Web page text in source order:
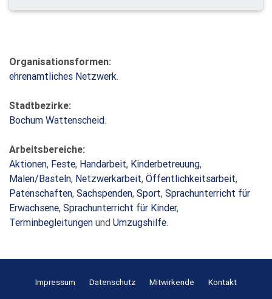
Organisationsformen:
ehrenamtliches Netzwerk.
Stadtbezirke:
Bochum Wattenscheid.
Arbeitsbereiche:
Aktionen, Feste, Handarbeit, Kinderbetreuung,
Malen/Basteln, Netzwerkarbeit, Öffentlichkeitsarbeit,
Patenschaften, Sachspenden, Sport, Sprachunterricht für
Erwachsene, Sprachunterricht für Kinder,
Terminbegleitungen und Umzugshilfe.
Impressum Datenschutz Mitwirkende Kontakt